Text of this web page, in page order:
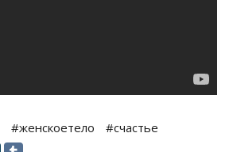
#женскоетело #счастье